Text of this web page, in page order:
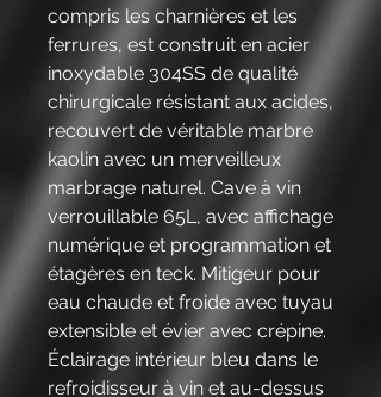
compris les charnières et les
ferrures, est construit en acier
inoxydable 304SS de qualité
chirurgicale résistant aux acides,
recouvert de véritable marbre
kaolin avec un merveilleux
marbrage naturel. Cave à vin
verrouillable 65L, avec affichage
numérique et programmation et
étagères en teck. Mitigeur pour
eau chaude et froide avec tuyau
extensible et évier avec crépine.
Éclairage intérieur bleu dans le
refroidisseur à vin et au-dessus